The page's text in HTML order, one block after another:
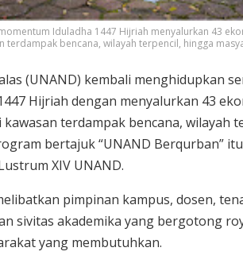
Iduladha 1447 Hijriah menyalurkan 43
terdampak bencana, wilayah terpencil, hingga
(UNAND) kembali menghidupkan
Hijriah dengan menyalurkan 43
terdampak bencana, wilayah
bertajuk “UNAND Berqurban”
XIV UNAND.
pimpinan kampus, dosen,
sivitas akademika yang bergotong
yang membutuhkan.